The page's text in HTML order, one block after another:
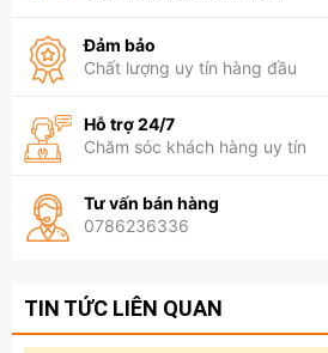
Đảm bảo
Chất lượng uy tín hàng đầu
Hỗ trợ 24/7
Chăm sóc khách hàng uy tín
Tư vấn bán hàng
0786236336
TIN TỨC LIÊN QUAN